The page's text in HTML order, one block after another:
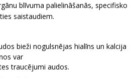
blīvuma palielināšanās, specifisko
saistaudiem.
bieži nogulsnējas hialīns un kalcija
var
traucējumi audos.